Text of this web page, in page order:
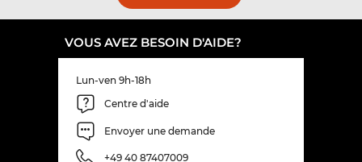
VOUS AVEZ BESOIN D'AIDE?
Lun-ven 9h-18h
Centre d'aide
Envoyer une demande
+49 40 87407009